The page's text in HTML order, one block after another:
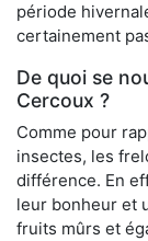
période
certainement
De quoi se
Cercoux ?
Comme pour
insectes, les
différence. En
leur bonheur et
fruits mûrs et